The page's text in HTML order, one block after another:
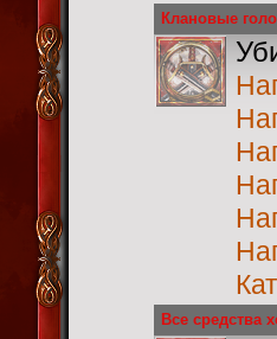
Клановые
Все средства